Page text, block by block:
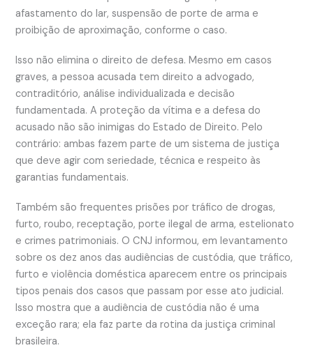
afastamento do lar, suspensão de porte de arma e
proibição de aproximação, conforme o caso.
Isso não elimina o direito de defesa. Mesmo em casos
graves, a pessoa acusada tem direito a advogado,
contraditório, análise individualizada e decisão
fundamentada. A proteção da vítima e a defesa do
acusado não são inimigas do Estado de Direito. Pelo
contrário: ambas fazem parte de um sistema de justiça
que deve agir com seriedade, técnica e respeito às
garantias fundamentais.
Também são frequentes prisões por tráfico de drogas,
furto, roubo, receptação, porte ilegal de arma, estelionato
e crimes patrimoniais. O CNJ informou, em levantamento
sobre os dez anos das audiências de custódia, que tráfico,
furto e violência doméstica aparecem entre os principais
tipos penais dos casos que passam por esse ato judicial.
Isso mostra que a audiência de custódia não é uma
exceção rara; ela faz parte da rotina da justiça criminal
brasileira.